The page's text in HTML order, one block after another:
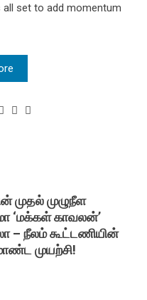
all set to add momentum
முதல் முழுநீள
‘மக்கள் காவலன்’
– நீலம் கூட்டணியின்
முயற்சி!